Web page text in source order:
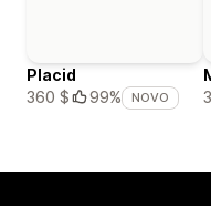
Placid
360 $
99% NOVO